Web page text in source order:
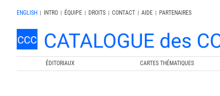
ENGLISH | INTRO | ÉQUIPE | DROITS | CONTACT | AIDE | PARTENAIRES
ÉDITORIAUX CARTES THÉMATIQUES